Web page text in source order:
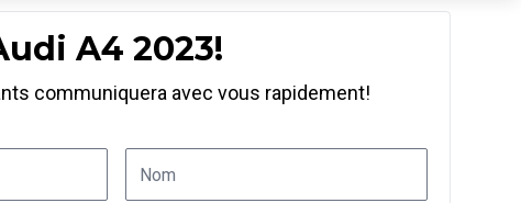
A4 2023!
communiquera avec vous rapidement!